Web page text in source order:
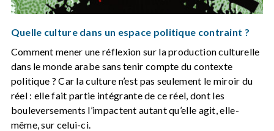
Quelle culture dans un espace politique contraint ?
Comment mener une réflexion sur la production culturelle
dans le monde arabe sans tenir compte du contexte
politique ? Car la culture n’est pas seulement le miroir du
réel : elle fait partie intégrante de ce réel, dont les
bouleversements l’impactent autant qu’elle agit, elle-
même, sur celui-ci.